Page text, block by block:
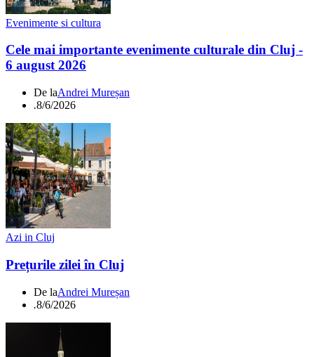
Evenimente si cultura
Cele mai importante evenimente culturale din Cluj -
6 august 2026
De laAndrei Mureșan
.8/6/2026
Azi in Cluj
Prețurile zilei în Cluj
De laAndrei Mureșan
.8/6/2026